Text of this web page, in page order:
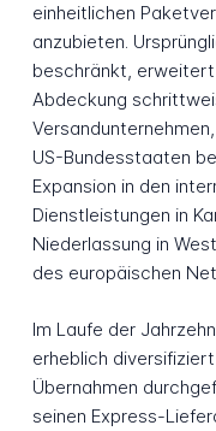
einheitlichen
anzubieten.
beschränkt,
Abdeckung
US-Bundesstaaten
Expansion in den
Dienstleistungen in
Niederlassung in
des europäischen
Im Laufe der
erheblich
Übernahmen
seinen Express-